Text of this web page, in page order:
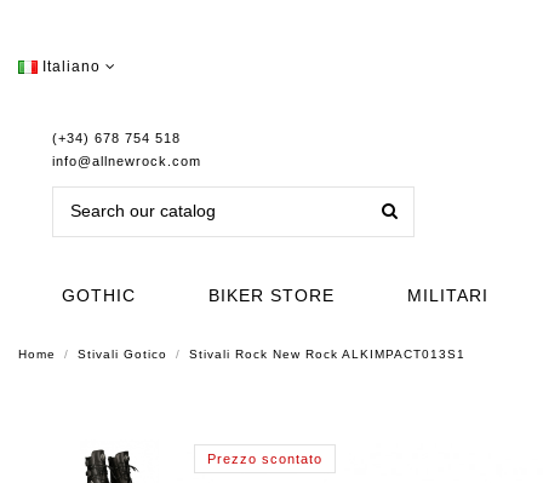
Italiano
(+34) 678 754 518
info@allnewrock.com
GOTHIC BIKER STORE MILITARI
Home Stivali Gotico Stivali Rock New Rock ALKIMPACT013S1
Prezzo scontato